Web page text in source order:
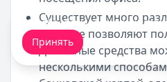
Существует много
которые позволяют
Денежные средства
несколькими
Мы обрабатываем ваши
Принять